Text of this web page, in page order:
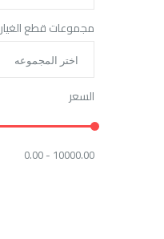
مجموعات قطع الغيار
السعر
0.00 - 10000.00